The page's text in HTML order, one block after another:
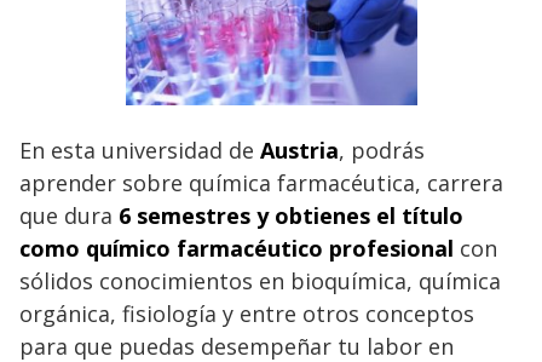
En esta universidad de Austria, podrás
aprender sobre química farmacéutica, carrera
que dura 6 semestres y obtienes el título
como químico farmacéutico profesional con
sólidos conocimientos en bioquímica, química
orgánica, fisiología y entre otros conceptos
para que puedas desempeñar tu labor en